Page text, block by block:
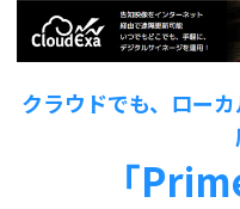
クラウドでも、ロー
「